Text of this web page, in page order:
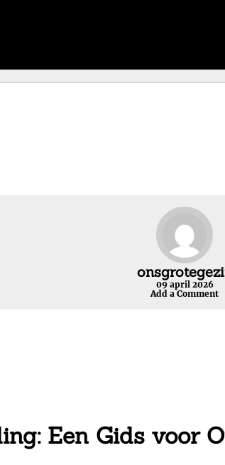
09 april 2026
Add a Comment
Een Gids voor